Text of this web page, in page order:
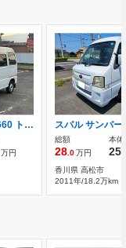
スバル サンバー 660 トランスポーター 禁煙車 リモコンキー
万円
総額
28 .0万円
本体
25
香川県 高松市
2011年/18.2万km